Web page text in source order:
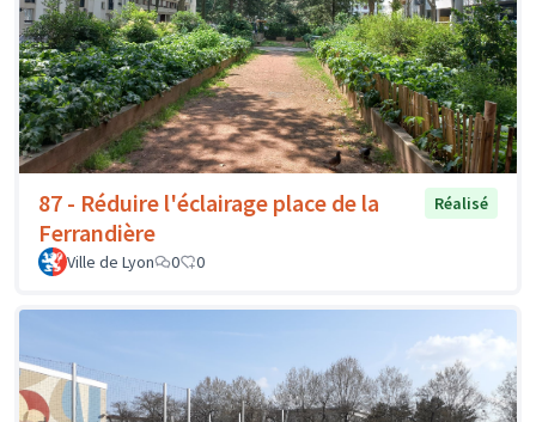
87 - Réduire l'éclairage place de la
Ferrandière
Réalisé
Ville de Lyon 0 0